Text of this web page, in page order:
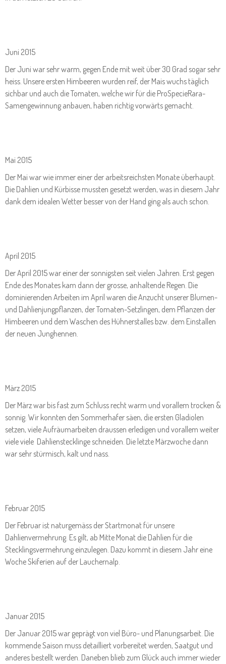
Juni 2015
Der Juni war sehr warm, gegen Ende mit weit über 30 Grad sogar sehr
heiss. Unsere ersten Himbeeren wurden reif, der Mais wuchs täglich
sichbar und auch die Tomaten, welche wir für die ProSpecieRara-
Samengewinnung anbauen, haben richtig vorwärts gemacht.
Mai 2015
Der Mai war wie immer einer der arbeitsreichsten Monate überhaupt.
Die Dahlien und Kürbisse mussten gesetzt werden, was in diesem Jahr
dank dem idealen Wetter besser von der Hand ging als auch schon.
April 2015
Der April 2015 war einer der sonnigsten seit vielen Jahren. Erst gegen
Ende des Monates kam dann der grosse, anhaltende Regen. Die
dominierenden Arbeiten im April waren die Anzucht unserer Blumen-
und Dahlienjungpflanzen, der Tomaten-Setzlingen, dem Pflanzen der
Himbeeren und dem Waschen des Hühnerstalles bzw. dem Einstallen
der neuen Junghennen.
März 2015
Der März war bis fast zum Schluss recht warm und vorallem trocken &
sonnig. Wir konnten den Sommerhafer säen, die ersten Gladiolen
setzen, viele Aufräumarbeiten draussen erledigen und vorallem weiter
viele viele Dahlienstecklinge schneiden. Die letzte Märzwoche dann
war sehr stürmisch, kalt und nass.
Februar 2015
Der Februar ist naturgemäss der Startmonat für unsere
Dahlienvermehrung. Es gilt, ab Mitte Monat die Dahlien für die
Stecklingsvermehrung einzulegen. Dazu kommt in diesem Jahr eine
Woche Skiferien auf der Lauchernalp.
Januar 2015
Der Januar 2015 war geprägt von viel Büro- und Planungsarbeit. Die
kommende Saison muss detailliert vorbereitet werden, Saatgut und
anderes bestellt werden. Daneben blieb zum Glück auch immer wieder